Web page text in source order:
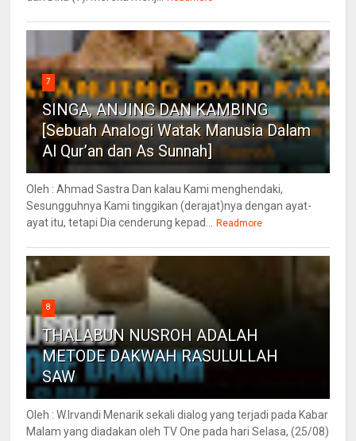
7
SINGA, ANJING DAN KAMBING
[Sebuah Analogi Watak Manusia Dalam
Al Qur’an dan As Sunnah]
Oleh : Ahmad Sastra Dan kalau Kami menghendaki,
Sesungguhnya Kami tinggikan (derajat)nya dengan ayat-
ayat itu, tetapi Dia cenderung kepad...
Readmore
8
THALABUN NUSROH ADALAH
METODE DAKWAH RASULULLAH
SAW
Oleh : W.Irvandi Menarik sekali dialog yang terjadi pada Kabar
Malam yang diadakan oleh TV One pada hari Selasa, (25/08)